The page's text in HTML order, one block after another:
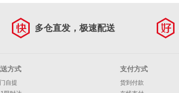
多仓直发，极速配送
方式
自提
支付方式
货到付款